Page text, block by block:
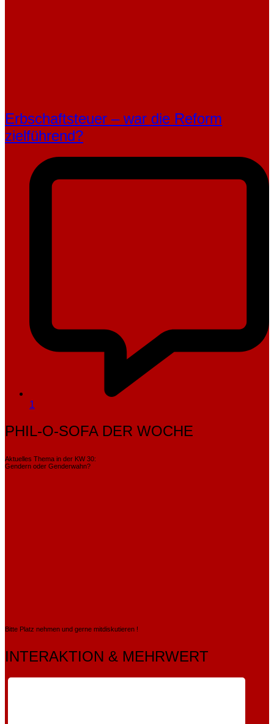
Erbschaftsteuer – war die Reform
zielführend?
1
PHIL-O-SOFA DER WOCHE
Aktuelles Thema in der KW 30:
Gendern oder Genderwahn?
Bitte Platz nehmen und gerne mitdiskutieren !
INTERAKTION & MEHRWERT